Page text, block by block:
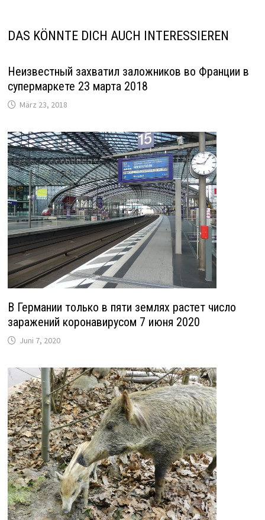
DAS KÖNNTE DICH AUCH INTERESSIEREN
Неизвестный захватил заложников во Франции в
супермаркете 23 марта 2018
März 23, 2018
В Германии только в пяти землях растет число
заражений коронавирусом 7 июня 2020
Juni 7, 2020